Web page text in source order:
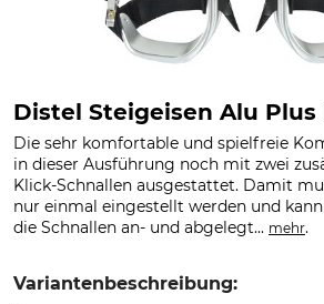
Distel Steigeisen Alu Plus
Die sehr komfortable und spielfreie
in dieser Ausführung noch mit zwei
Klick-Schnallen ausgestattet. Damit
nur einmal eingestellt werden und
die Schnallen an- und abgelegt... mehr.
Variantenbeschreibung: